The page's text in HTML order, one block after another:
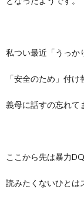
私つい最近「うっか
「安全のため」付
義母に話すの忘れて
ここから先は暴力
読みたくないひとは